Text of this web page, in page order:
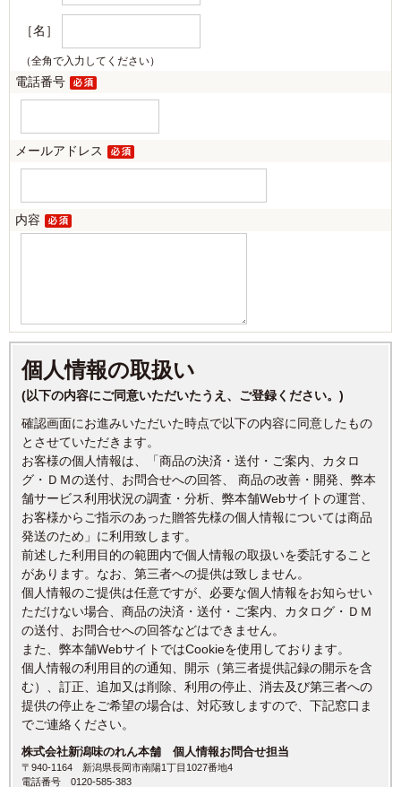
［名］
（全角で入力してください）
電話番号
メールアドレス
内容
個人情報の取扱い
(以下の内容にご同意いただいたうえ、ご登録ください。)
確認画面にお進みいただいた時点で以下の内容に同意したもの
とさせていただきます。
お客様の個人情報は、「商品の決済・送付・ご案内、カタロ
グ・ＤＭの送付、お問合せへの回答、 商品の改善・開発、弊本
舗サービス利用状況の調査・分析、弊本舗Webサイトの運営、
お客様からご指示のあった贈答先様の個人情報については商品
発送のため」に利用致します。
前述した利用目的の範囲内で個人情報の取扱いを委託すること
があります。なお、第三者への提供は致しません。
個人情報のご提供は任意ですが、必要な個人情報をお知らせい
ただけない場合、商品の決済・送付・ご案内、カタログ・ＤＭ
の送付、お問合せへの回答などはできません。
また、弊本舗WebサイトではCookieを使用しております。
個人情報の利用目的の通知、開示（第三者提供記録の開示を含
む）、訂正、追加又は削除、利用の停止、消去及び第三者への
提供の停止をご希望の場合は、対応致しますので、下記窓口ま
でご連絡ください。
株式会社新潟味のれん本舗 個人情報お問合せ担当
〒940-1164 新潟県長岡市南陽1丁目1027番地4
電話番号 0120-585-383